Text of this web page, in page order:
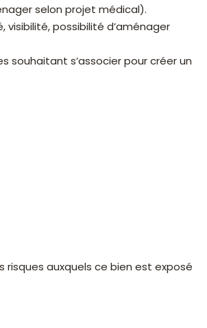
selon projet médical).
possibilité d’aménager
souhaitant s’associer pour créer un
risques auxquels ce bien est exposé